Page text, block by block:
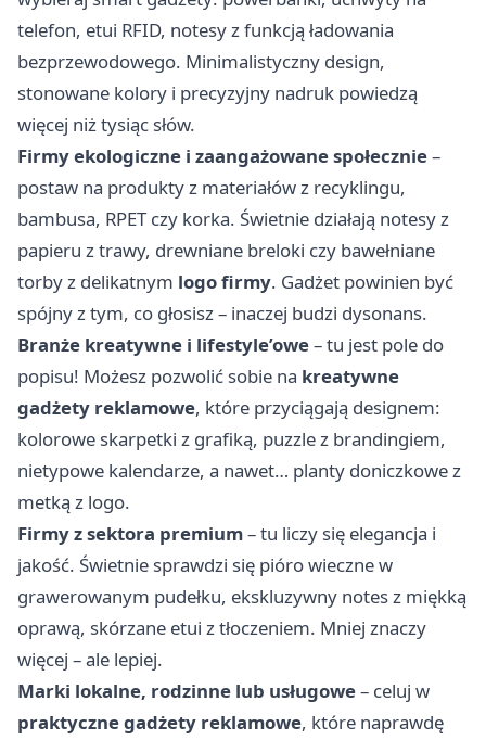
telefon, etui RFID, notesy z funkcją ładowania
bezprzewodowego. Minimalistyczny design,
stonowane kolory i precyzyjny nadruk powiedzą
więcej niż tysiąc słów.
Firmy ekologiczne i zaangażowane społecznie–
postaw na produkty z materiałów z recyklingu,
bambusa, RPET czy korka. Świetnie działają notesy z
papieru z trawy, drewniane breloki czy bawełniane
torby z delikatnym logo firmy. Gadżet powinien być
spójny z tym, co głosisz – inaczej budzi dysonans.
Branże kreatywne i lifestyle’owe– tu jest pole do
popisu! Możesz pozwolić sobie na kreatywne
gadżety reklamowe, które przyciągają designem:
kolorowe skarpetki z grafiką, puzzle z brandingiem,
nietypowe kalendarze, a nawet… planty doniczkowe z
metką z logo.
Firmy z sektora premium– tu liczy się elegancja i
jakość. Świetnie sprawdzi się pióro wieczne w
grawerowanym pudełku, ekskluzywny notes z miękką
oprawą, skórzane etui z tłoczeniem. Mniej znaczy
więcej – ale lepiej.
Marki lokalne, rodzinne lub usługowe– celuj w
praktyczne gadżety reklamowe, które naprawdę